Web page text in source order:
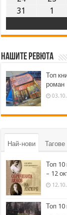
31
1
Нашите ревюта
Топ
роман
Най-нови Тагове
Топ 10
– 12
Топ 10